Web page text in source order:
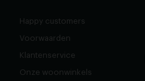
Happy customers
Voorwaarden
Klantenservice
Onze woonwinkels